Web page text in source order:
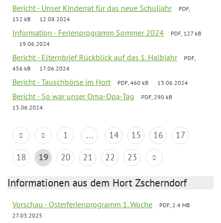
Bericht - Unser Kinderrat für das neue Schuljahr
PDF,
152 kB
12.08.2024
Information - Ferienprogramm Sommer 2024
PDF, 127 kB
19.06.2024
Bericht - Elternbrief Rückblick auf das 1. Halbjahr
PDF,
456 kB
17.06.2024
Bericht - Tauschbörse im Hort PDF, 460 kB 13.06.2024
Bericht - So war unser Oma-Opa-Tag
PDF, 290 kB
13.06.2024
1 ... 14 15 16
17
18
19 20 21 22 23
Informationen aus dem Hort Zscherndorf
Vorschau - Osterferienprogramm 1. Woche
PDF, 2.4 MB
27.03.2025